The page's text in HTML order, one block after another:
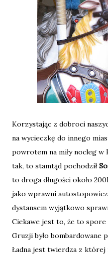
Korzystając z dobroci
na wycieczkę do innego
powrotem na miły nocleg w
tak, to stamtąd pochodził
to droga długości około
jako wprawni
dystansem wyjątkowo
Ciekawe jest to, że to
Gruzji było bombardowane
Ładna jest twierdza z której